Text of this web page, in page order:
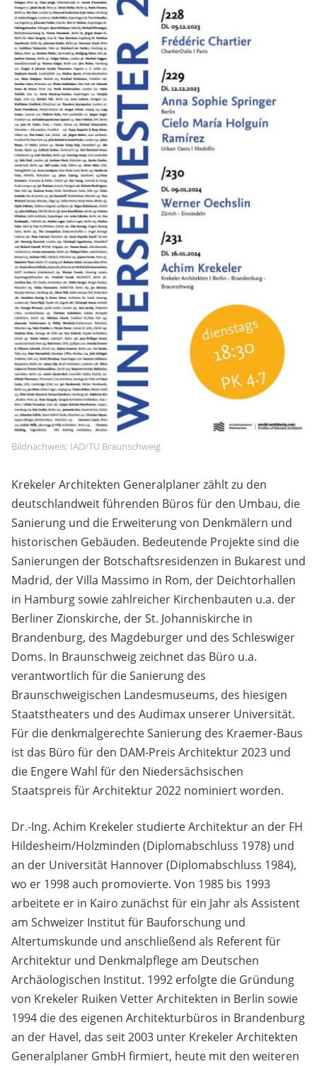
Bildnachweis: IAD/TU Braunschweig
Krekeler Architekten Generalplaner zählt zu den
deutschlandweit führenden Büros für den Umbau, die
Sanierung und die Erweiterung von Denkmälern und
historischen Gebäuden. Bedeutende Projekte sind die
Sanierungen der Botschaftsresidenzen in Bukarest und
Madrid, der Villa Massimo in Rom, der Deichtorhallen
in Hamburg sowie zahlreicher Kirchenbauten u.a. der
Berliner Zionskirche, der St. Johanniskirche in
Brandenburg, des Magdeburger und des Schleswiger
Doms. In Braunschweig zeichnet das Büro u.a.
verantwortlich für die Sanierung des
Braunschweigischen Landesmuseums, des hiesigen
Staatstheaters und des Audimax unserer Universität.
Für die denkmalgerechte Sanierung des Kraemer-Baus
ist das Büro für den DAM-Preis Architektur 2023 und
die Engere Wahl für den Niedersächsischen
Staatspreis für Architektur 2022 nominiert worden.
Dr.-Ing. Achim Krekeler studierte Architektur an der FH
Hildesheim/Holzminden (Diplomabschluss 1978) und
an der Universität Hannover (Diplomabschluss 1984),
wo er 1998 auch promovierte. Von 1985 bis 1993
arbeitete er in Kairo zunächst für ein Jahr als Assistent
am Schweizer Institut für Bauforschung und
Altertumskunde und anschließend als Referent für
Architektur und Denkmalpflege am Deutschen
Archäologischen Institut. 1992 erfolgte die Gründung
von Krekeler Ruiken Vetter Architekten in Berlin sowie
1994 die des eigenen Architekturbüros in Brandenburg
an der Havel, das seit 2003 unter Krekeler Architekten
Generalplaner GmbH firmiert, heute mit den weiteren